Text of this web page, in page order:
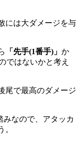
には大ダメージを与
「先手(1番手) 」 か
ではないかと考え
尾で最高のダメージ
なので、アタッカ
。